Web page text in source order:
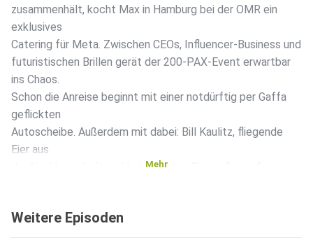
zusammenhält, kocht Max in Hamburg bei der OMR ein
exklusives
Catering für Meta. Zwischen CEOs, Influencer-Business und
futuristischen Brillen gerät der 200-PAX-Event erwartbar
ins Chaos.
Schon die Anreise beginnt mit einer notdürftig per Gaffa
geflickten
Autoscheibe. Außerdem mit dabei: Bill Kaulitz, fliegende
Eier aus
der Nachbarschaft und Lob von der „Ehrenpflaume“
findest du
Mehr
Weitere Episoden